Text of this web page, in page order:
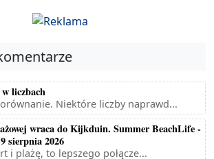
liczbach
Niektóre liczby naprawd...
wraca do Kijkduin. Summer BeachLife -
sierpnia 2026
i plażę, to lepszego połącze...